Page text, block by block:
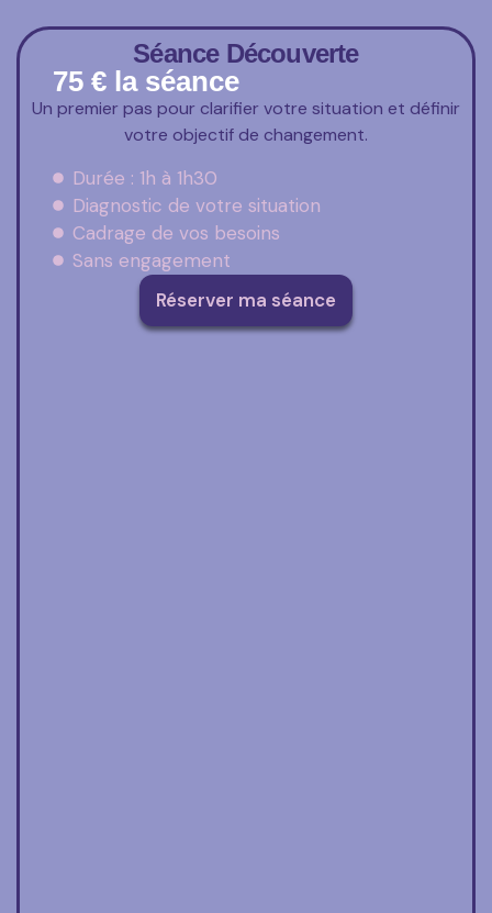
Séance Découverte
75 € la séance
Un premier pas pour clarifier votre situation et définir
votre objectif de changement.
Durée : 1h à 1h30
Diagnostic de votre situation
Cadrage de vos besoins
Sans engagement
Réserver ma séance